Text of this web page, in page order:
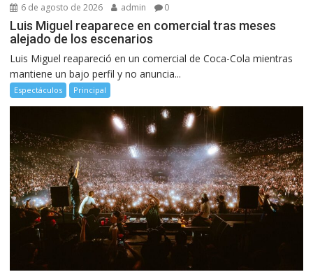
6 de agosto de 2026 admin 0
Luis Miguel reaparece en comercial tras meses
alejado de los escenarios
Luis Miguel reapareció en un comercial de Coca-Cola mientras
mantiene un bajo perfil y no anuncia...
Espectáculos Principal